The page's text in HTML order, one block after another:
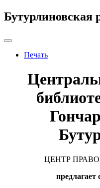
Бутурлиновская
Печать
ЦЕНТР
предлагает